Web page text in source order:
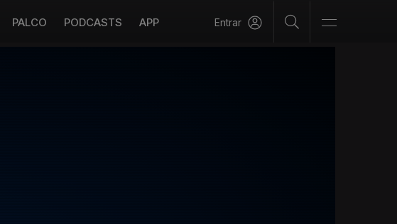
PALCO PODCASTS APP Entrar